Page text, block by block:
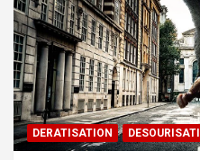
DERATISATION